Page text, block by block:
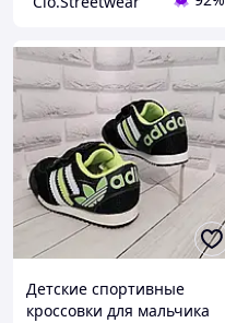
Детские спортивные
кроссовки для мальчика